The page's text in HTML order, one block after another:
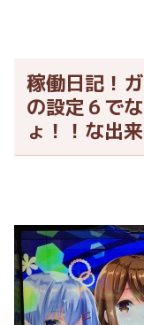
稼働日記！
の設定６で
ょ！！な出